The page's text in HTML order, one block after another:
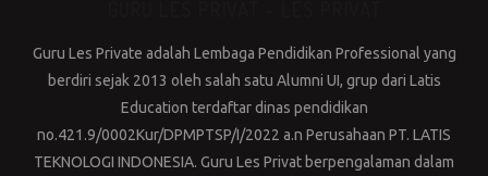
Guru Les Private adalah Lembaga Pendidikan Professional yang
berdiri sejak 2013 oleh salah satu Alumni UI, grup dari Latis
Education terdaftar dinas pendidikan
no.421.9/0002Kur/DPMPTSP/I/2022 a.n Perusahaan PT. LATIS
TEKNOLOGI INDONESIA. Guru Les Privat berpengalaman dalam